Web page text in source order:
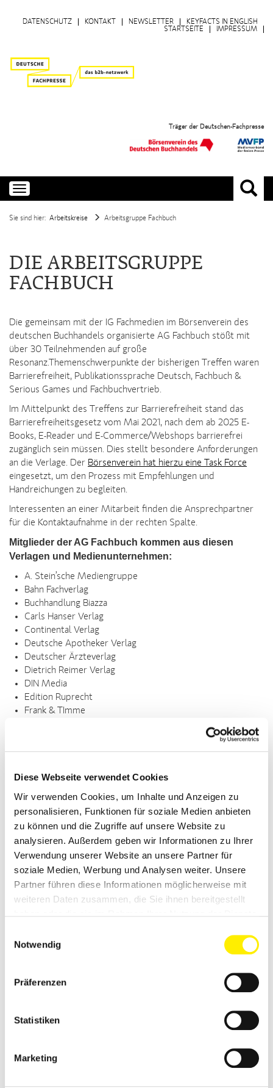
Diese Webseite verwendet Cookies
Wir verwenden Cookies, um Inhalte und Anzeigen zu
personalisieren, Funktionen für soziale Medien anbieten
zu können und die Zugriffe auf unsere Website zu
analysieren. Außerdem geben wir Informationen zu Ihrer
Verwendung unserer Website an unsere Partner für
soziale Medien, Werbung und Analysen weiter. Unsere
Partner führen diese Informationen möglicherweise mit
weiteren Daten zusammen, die Sie ihnen bereitgestellt
Notwendig
Präferenzen
Statistiken
Marketing
KEYFACTS IN ENGLISH
NEWSLETTER
KONTAKT
DATENSCHUTZ
IMPRESSUM
STARTSEITE
Träger der Deutschen-Fachpresse
Toggle
navigation
Sie sind hier: Arbeitskreise Arbeitsgruppe Fachbuch
DIE ARBEITSGRUPPE
FACHBUCH
Die gemeinsam mit der IG Fachmedien im Börsenverein des
deutschen Buchhandels organisierte AG Fachbuch stößt mit
über 30 Teilnehmenden auf große
Resonanz.Themenschwerpunkte der bisherigen Treffen waren
Barrierefreiheit, Publikationssprache Deutsch, Fachbuch &
Serious Games und Fachbuchvertrieb.
Im Mittelpunkt des Treffens zur Barrierefreiheit stand das
Barrierefreiheitsgesetz vom Mai 2021, nach dem ab 2025 E-
Books, E-Reader und E-Commerce/Webshops barrierefrei
zugänglich sein müssen. Dies stellt besondere Anforderungen
an die Verlage. Der Börsenverein hat hierzu eine Task Force
eingesetzt, um den Prozess mit Empfehlungen und
Handreichungen zu begleiten.
Interessenten an einer Mitarbeit finden die Ansprechpartner
für die Kontaktaufnahme in der rechten Spalte.
Mitglieder der AG Fachbuch kommen aus diesen
Verlagen und Medienunternehmen:
A. Stein’sche Mediengruppe
Bahn Fachverlag
Buchhandlung Biazza
Carls Hanser Verlag
Continental Verlag
Deutsche Apotheker Verlag
Deutscher Ärzteverlag
Dietrich Reimer Verlag
DIN Media
Edition Ruprecht
Frank & TImme
Kamloth & Schweitzer
Missing Link Versandbuchhandlung
Otto Harrassowitz
Schüren Verlag
Schwabe Verlag
Springer Nature
utb
VDE Verlag
Verlagsgesellschaft Rudolf Müller
Vogel Communications Group